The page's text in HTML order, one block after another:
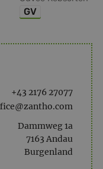
GV
+43 2176 27077
Dammweg 1a
7163 Andau
Burgenland